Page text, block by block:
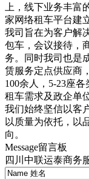
上，线下业务丰富
家网络租车平台建
我司旨在为客户解
包车，会议接待，
务。同时我司也是
赁服务定点供应商
100余人，5-23座
租车需求及政企单
我们始终坚信以客
以质量为依托，以
向。
Message留言板
四川中联运泰商务